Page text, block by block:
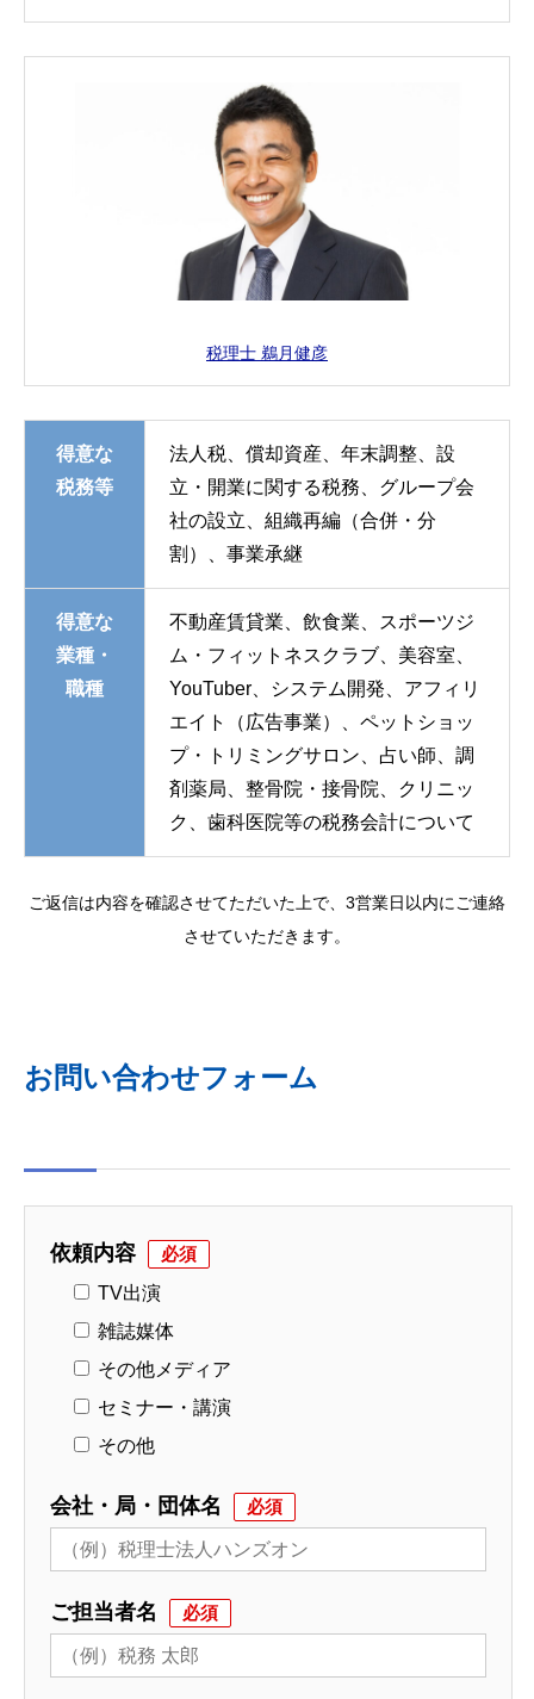
税理士 鵜月健彦
得意な
税務等
法人税、償却資産、年末調整、設
立・開業に関する税務、グループ会
社の設立、組織再編（合併・分
割）、事業承継
得意な
業種・
職種
不動産賃貸業、飲食業、スポーツジ
ム・フィットネスクラブ、美容室、
YouTuber、システム開発、アフィリ
エイト（広告事業）、ペットショッ
プ・トリミングサロン、占い師、調
剤薬局、整骨院・接骨院、クリニッ
ク、歯科医院等の税務会計について
ご返信は内容を確認させてただいた上で、3営業日以内にご連絡
させていただきます。
お問い合わせフォーム
依頼内容 必須
TV出演
雑誌媒体
その他メディア
セミナー・講演
その他
会社・局・団体名 必須
ご担当者名 必須